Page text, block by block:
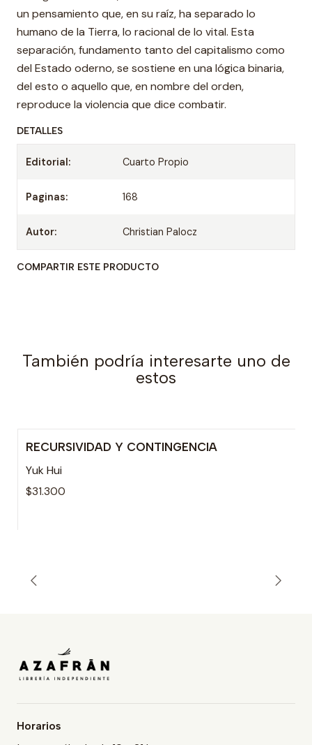
un pensamiento que, en su raíz, ha separado lo
humano de la Tierra, lo racional de lo vital. Esta
separación, fundamento tanto del capitalismo como
del Estado oderno, se sostiene en una lógica binaria,
del esto o aquello que, en nombre del orden,
reproduce la violencia que dice combatir.
DETALLES
Editorial: Cuarto Propio
Paginas: 168
Autor: Christian Palocz
COMPARTIR ESTE PRODUCTO
También podría interesarte uno de
estos
Agotado
RECURSIVIDAD Y CONTINGENCIA
Yuk Hui
$31.300
Horarios